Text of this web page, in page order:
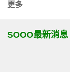
更多
SOOO最新消息